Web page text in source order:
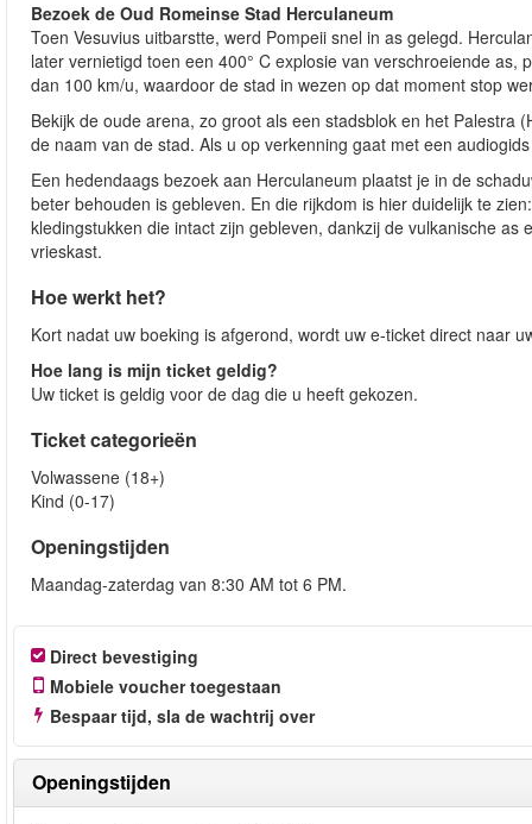
Bezoek de Oud Romeinse Stad Herculaneum
Toen Vesuvius uitbarstte, werd Pompeii snel in as gelegd.
later vernietigd toen een 400° C explosie van verschroeiende
dan 100 km/u, waardoor de stad in wezen op dat moment stop
Bekijk de oude arena, zo groot als een stadsblok en het
de naam van de stad. Als u op verkenning gaat met een
Een hedendaags bezoek aan Herculaneum plaatst je in de
beter behouden is gebleven. En die rijkdom is hier duidelijk te
kledingstukken die intact zijn gebleven, dankzij de vulkanische
vrieskast.
Hoe werkt het?
Kort nadat uw boeking is afgerond, wordt uw e-ticket direct naar
Hoe lang is mijn ticket geldig?
Uw ticket is geldig voor de dag die u heeft gekozen.
Ticket categorieën
Volwassene (18+)
Kind (0-17)
Openingstijden
Maandag-zaterdag van 8:30 AM tot 6 PM.
Direct bevestiging
Mobiele voucher toegestaan
Bespaar tijd, sla de wachtrij over
Openingstijden